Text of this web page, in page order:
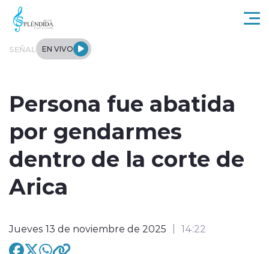
Click acá para ir directamente al contenido
SEÑAL EN VIVO
Tendencias
Internacional
Deportes
Persona fue abatida
por gendarmes
dentro de la corte de
Arica
Jueves 13 de noviembre de 2025 14:22